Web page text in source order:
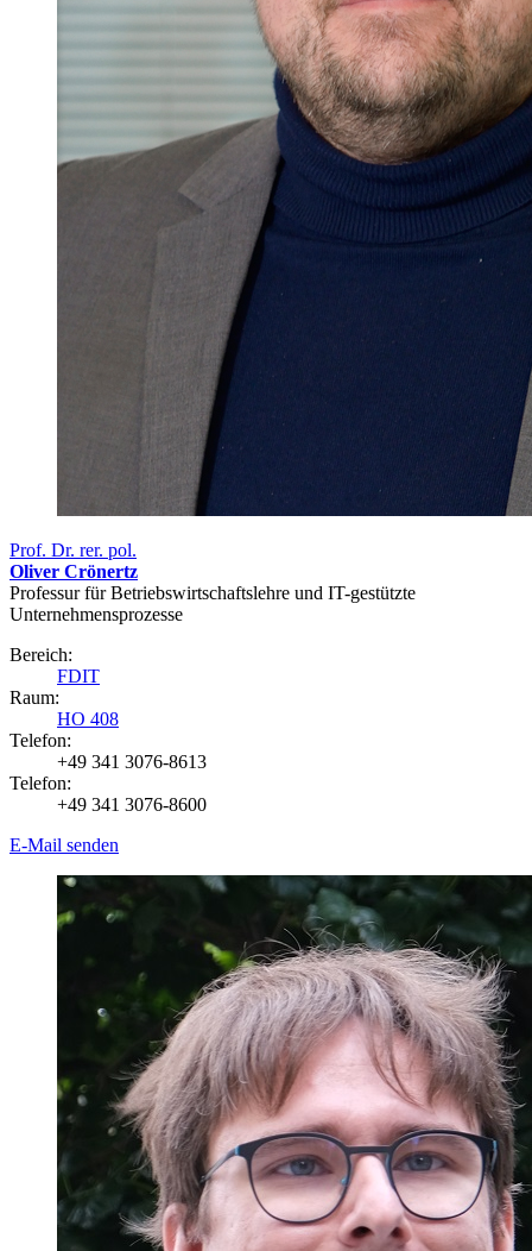
Prof. Dr. rer. pol.
Oliver Crönertz
Professur für Betriebswirtschaftslehre und IT-gestützte
Unternehmensprozesse
Bereich:
FDIT
Raum:
HO 408
Telefon:
+49 341 3076-8613
Telefon:
+49 341 3076-8600
E-Mail senden